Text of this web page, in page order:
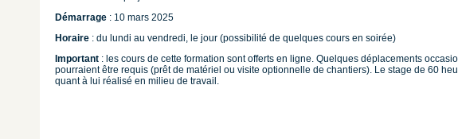
Démarrage : 10 mars 2025
Horaire : du lundi au vendredi, le jour (possibilité de quelques cours en soirée)
Important : les cours de cette formation sont offerts en ligne. Quelques déplacements
pourraient être requis (prêt de matériel ou visite optionnelle de chantiers). Le stage de 60
quant à lui réalisé en milieu de travail.